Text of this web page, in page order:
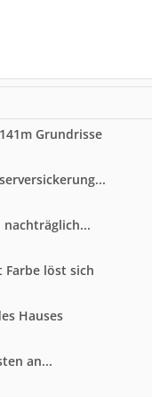
Grundrisse
Farbe löst sich
Hauses
an...